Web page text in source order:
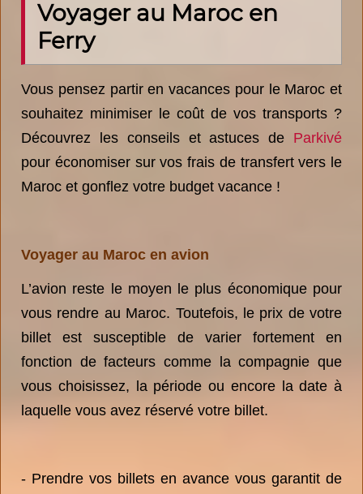
Voyager au Maroc en
Ferry
Vous pensez partir en vacances pour le Maroc et
souhaitez minimiser le coût de vos transports ?
Découvrez les conseils et astuces de Parkivé
pour économiser sur vos frais de transfert vers le
Maroc et gonflez votre budget vacance !
Voyager au Maroc en avion
L’avion reste le moyen le plus économique pour
vous rendre au Maroc. Toutefois, le prix de votre
billet est susceptible de varier fortement en
fonction de facteurs comme la compagnie que
vous choisissez, la période ou encore la date à
laquelle vous avez réservé votre billet.
- Prendre vos billets en avance vous garantit de